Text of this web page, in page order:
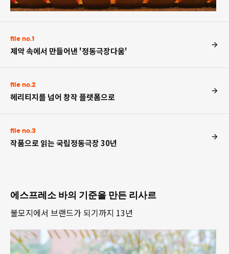
file no.1
제약 속에서 만들어낸 '정동극장다움'
file no.2
헤리티지를 넘어 창작 플랫폼으로
file no.3
작품으로 읽는 국립정동극장 30년
에스프레소 바의 기준을 만든 리사르
불모지에서 브랜드가 되기까지 13년